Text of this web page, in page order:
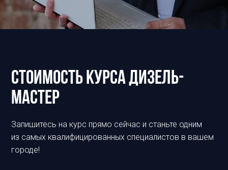
Стоимость курса Дизель-
мастер
Запишитесь на курс прямо сейчас и станьте одним
из самых квалифицированных специалистов в вашем
городе!